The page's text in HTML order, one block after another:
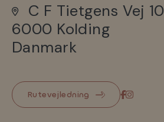
C F Tietgens Vej 10
6000 Kolding
Danmark
Rutevejledning